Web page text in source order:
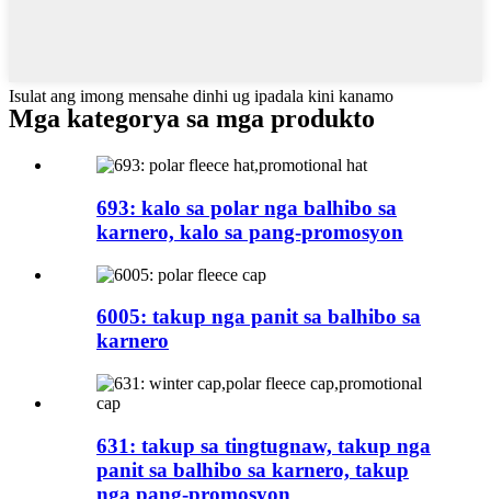
Isulat ang imong mensahe dinhi ug ipadala kini kanamo
Mga kategorya sa mga produkto
693: kalo sa polar nga balhibo sa
karnero, kalo sa pang-promosyon
6005: takup nga panit sa balhibo sa
karnero
631: takup sa tingtugnaw, takup nga
panit sa balhibo sa karnero, takup
nga pang-promosyon